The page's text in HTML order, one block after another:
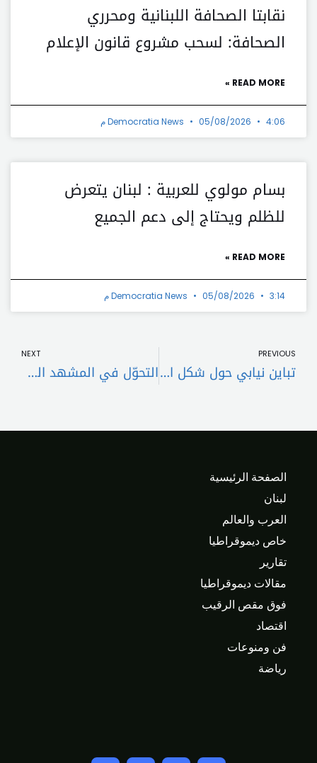
نقابتا الصحافة اللبنانية ومحرري
الصحافة: لسحب مشروع قانون الإعلام
READ MORE »
Democratia News 05/08/2026 4:06 م
بسام مولوي للعربية : لبنان يتعرض
للظلم ويحتاج إلى دعم الجميع
READ MORE »
Democratia News 05/08/2026 3:14 م
PREVIOUS
تباين نيابي حول شكل الحكومة الجديدة… وإصرار على “خطاب القسم”
NEXT
التحوّل في المشهد السياسي: “عظمة على عظمة”!
الصفحة الرئيسية
لبنان
العرب والعالم
خاص ديموقراطيا
تقارير
مقالات ديموقراطيا
فوق مقص الرقيب
اقتصاد
فن ومنوعات
رياضة